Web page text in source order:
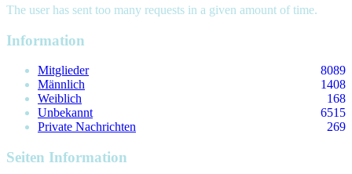
The user has sent too many requests in a given amount of time.
Information
Mitglieder
8089
Männlich
1408
Weiblich
168
Unbekannt
6515
Private Nachrichten
269
Seiten Information